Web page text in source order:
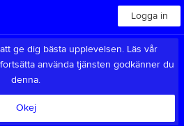
Logga in
ge dig bästa upplevelsen. Läs vår
använda tjänsten godkänner du
denna.
Okej